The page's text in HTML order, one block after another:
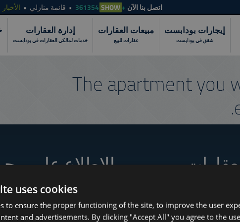
اتصل بنا الآن +361354
SHOW قائمة منازلي الأخبار
إيجارات بودابست
شقق في بودابست
مبيعات العقارات
عقارات للبيع
إدارة العقارات
خدمات لمالكي العقارات في بودابست
The apartment you
How to Still Find a
Which Budapest
الاطلاع على
www.tower-investments.com
uses cookies
to ensure the proper functioning of the site, to improve the user
and advertisements. By clicking "Accept All" you agree to the